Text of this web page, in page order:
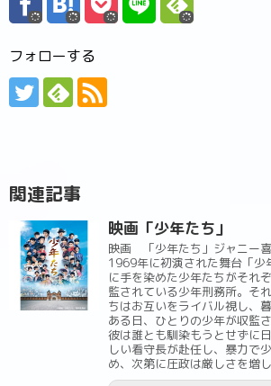
フォローする
関連記事
映画「少年たち」
映画 「少年たち」ジャニー
1969年に初演された舞台「少
に手を染めた少年たちがそれ
監されている少年刑務所。そ
ちはお互いをライバル視し、
ある日、ひとりの少年が収監
彼は誰とも馴染もうとせずに
しい看守長が赴任し、暴力で
め、次第に圧政は厳しさを増し